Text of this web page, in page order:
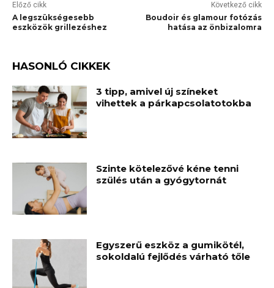
Előző cikk
A legszükségesebb
eszközök grillezéshez
Következő cikk
Boudoir és glamour fotózás
hatása az önbizalomra
HASONLÓ CIKKEK
3 tipp, amivel új színeket
vihettek a párkapcsolatotokba
Szinte kötelezővé kéne tenni
szülés után a gyógytornát
Egyszerű eszköz a gumikötél,
sokoldalú fejlődés várható tőle